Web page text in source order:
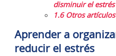
disminuir el estrés
1.6Otros
Aprender a
reducir el estrés